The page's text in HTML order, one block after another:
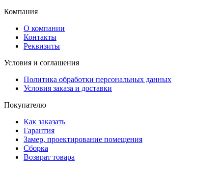
Компания
О компании
Контакты
Реквизиты
Условия и соглашения
Политика обработки персональных данных
Условия заказа и доставки
Покупателю
Как заказать
Гарантия
Замер, проектирование помещения
Сборка
Возврат товара